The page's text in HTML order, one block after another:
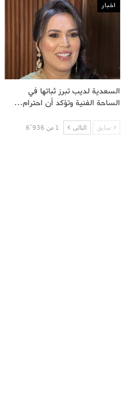
اخبار
السعدية لديب تبرز ثباتها في
الساحة الفنية وتؤكد أن احترام…
سابق التالى 1 من 6٬936